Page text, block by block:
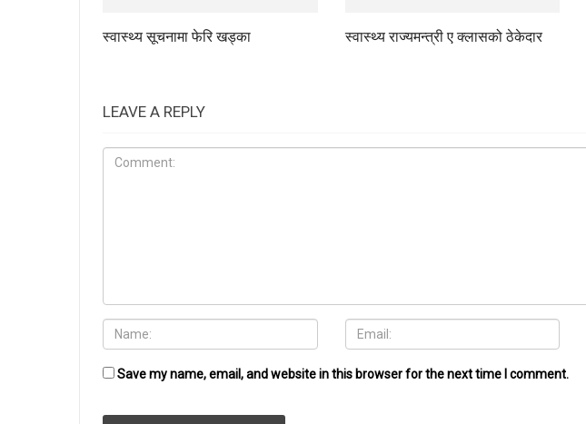
स्वास्थ्य सूचनामा फेरि खड्का स्वास्थ्य राज्यमन्त्री ए क्लासको ठेकेदार
LEAVE A REPLY
Save my name, email, and website in this browser for the next time I comment.